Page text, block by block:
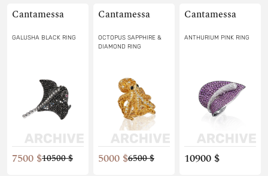
Cantamessa
GALUSHA BLACK RING
7500 $10500 $
Cantamessa
OCTOPUS SAPPHIRE &
DIAMOND RING
5000 $6500 $
Cantamessa
ANTHURIUM PINK RING
10900 $